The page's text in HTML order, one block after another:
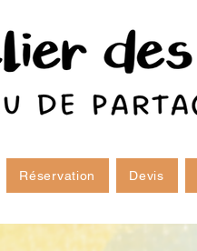
Réservation Devis